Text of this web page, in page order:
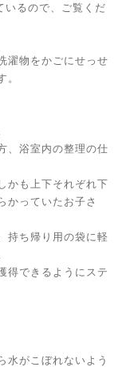
いるので、ご覧くだ
濯物をかごにせっせ
。
、浴室内の整理の仕
かも上下それぞれ下
かっていたお子さ
持ち帰り用の袋に軽
得できるようにステ
水がこぼれないよう